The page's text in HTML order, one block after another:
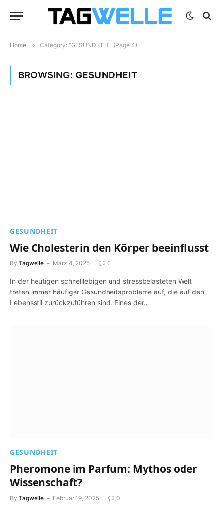
Home » Category: "GESUNDHEIT" (Page 4)
BROWSING: GESUNDHEIT
GESUNDHEIT
Wie Cholesterin den Körper beeinflusst
By Tagwelle März 4, 2025 0
In der heutigen schnelllebigen und stressbelasteten Welt
treten immer häufiger Gesundheitsprobleme auf, die auf den
Lebensstil zurückzuführen sind. Eines der…
GESUNDHEIT
Pheromone im Parfum: Mythos oder
Wissenschaft?
By Tagwelle Februar 19, 2025 0